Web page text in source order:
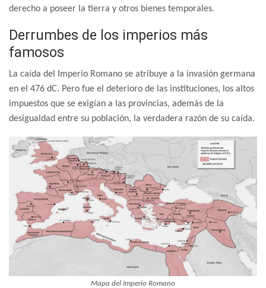
derecho a poseer la tierra y otros bienes temporales.
Derrumbes de los imperios más
famosos
La caída del Imperio Romano se atribuye a la invasión germana
en el 476 dC. Pero fue el deterioro de las instituciones, los altos
impuestos que se exigían a las provincias, además de la
desigualdad entre su población, la verdadera razón de su caída.
Mapa del Imperio Romano